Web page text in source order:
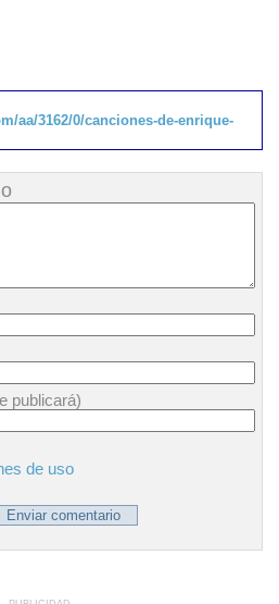
aa/3162/0/canciones-de-enrique-
publicará)
de uso